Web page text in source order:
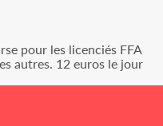
pour les licenciés FFA
autres. 12 euros le jour